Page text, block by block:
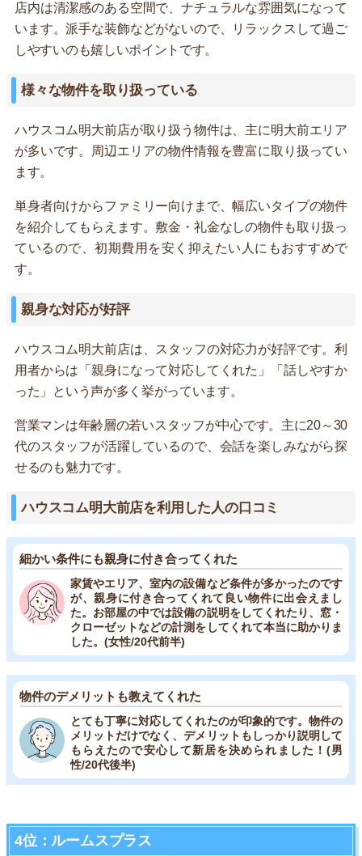
店内は清潔感のある空間で、ナチュラルな雰囲気になって
います。派手な装飾などがないので、リラックスして過ご
しやすいのも嬉しいポイントです。
様々な物件を取り扱っている
ハウスコム明大前店が取り扱う物件は、主に明大前エリア
が多いです。周辺エリアの物件情報を豊富に取り扱ってい
ます。
単身者向けからファミリー向けまで、幅広いタイプの物件
を紹介してもらえます。敷金・礼金なしの物件も取り扱っ
ているので、初期費用を安く抑えたい人にもおすすめで
す。
親身な対応が好評
ハウスコム明大前店は、スタッフの対応力が好評です。利
用者からは「親身になって対応してくれた」「話しやすか
った」という声が多く挙がっています。
営業マンは年齢層の若いスタッフが中心です。主に20～30
代のスタッフが活躍しているので、会話を楽しみながら探
せるのも魅力です。
ハウスコム明大前店を利用した人の口コミ
細かい条件にも親身に付き合ってくれた
家賃やエリア、室内の設備など条件が多かったのです
が、親身に付き合ってくれて良い物件に出会えまし
た。お部屋の中では設備の説明をしてくれたり、窓・
クローゼットなどの計測をしてくれて本当に助かりま
した。(女性/20代前半)
物件のデメリットも教えてくれた
とても丁寧に対応してくれたのが印象的です。物件の
メリットだけでなく、デメリットもしっかり説明して
もらえたので安心して新居を決められました！(男
性/20代後半)
4位：ルームスプラス